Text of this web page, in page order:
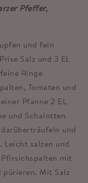
Pfeffer,
und fein
Salz und 3 EL
Ringe
Tomaten und
Pfanne 2 EL
und Schalotten
und
salzen und
mit
pürieren. Mit Salz